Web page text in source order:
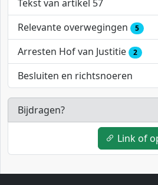
Tekst van artikel 57
Relevante overwegingen
5
Arresten Hof van Justitie 2
Besluiten en richtsnoeren
Bijdragen?
Link of